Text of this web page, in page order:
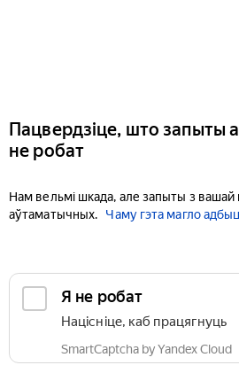
Пацвердзіце, што запыты
не робат
Нам вельмі шкада, але запыты з
аўтаматычных.
Чаму гэта магло
Я не робат
Націсніце, каб працягнуць
SmartCaptcha by Yandex Cloud